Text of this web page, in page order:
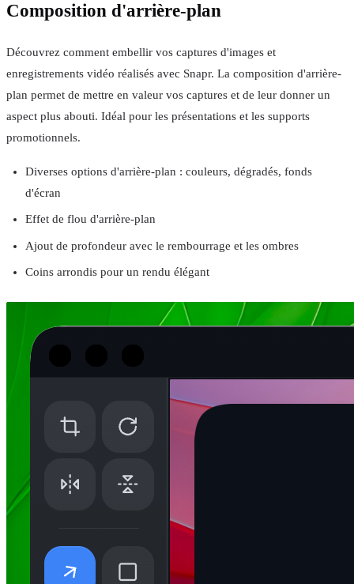
Composition d'arrière-plan
Découvrez comment embellir vos captures d'images et
enregistrements vidéo réalisés avec Snapr. La composition d'arrière-
plan permet de mettre en valeur vos captures et de leur donner un
aspect plus abouti. Idéal pour les présentations et les supports
promotionnels.
Diverses options d'arrière-plan : couleurs, dégradés, fonds
d'écran
Effet de flou d'arrière-plan
Ajout de profondeur avec le rembourrage et les ombres
Coins arrondis pour un rendu élégant